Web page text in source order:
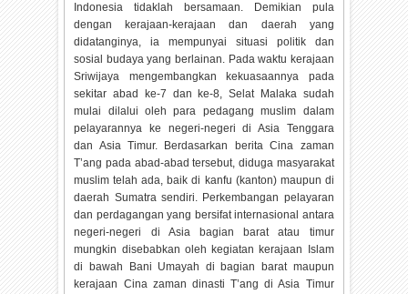
Indonesia tidaklah bersamaan. Demikian pula
dengan kerajaan-kerajaan dan daerah yang
didatanginya, ia mempunyai situasi politik dan
sosial budaya yang berlainan. Pada waktu kerajaan
Sriwijaya mengembangkan kekuasaannya pada
sekitar abad ke-7 dan ke-8, Selat Malaka sudah
mulai dilalui oleh para pedagang muslim dalam
pelayarannya ke negeri-negeri di Asia Tenggara
dan Asia Timur. Berdasarkan berita Cina zaman
T’ang pada abad-abad tersebut, diduga masyarakat
muslim telah ada, baik di kanfu (kanton) maupun di
daerah Sumatra sendiri. Perkembangan pelayaran
dan perdagangan yang bersifat internasional antara
negeri-negeri di Asia bagian barat atau timur
mungkin disebabkan oleh kegiatan kerajaan Islam
di bawah Bani Umayah di bagian barat maupun
kerajaan Cina zaman dinasti T’ang di Asia Timur